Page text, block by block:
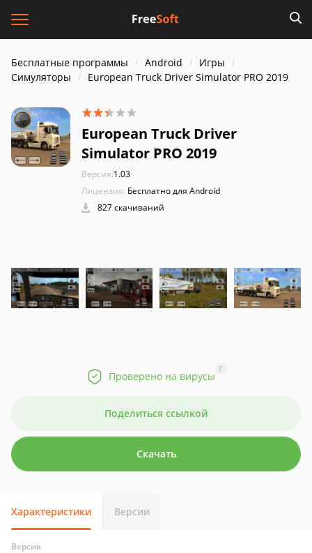
Бесплатные программы Android
Игры
Симуляторы
European Truck Driver Simulator PRO 2019
European Truck Driver
Simulator PRO 2019
Версия:1.03
Лицензия: Бесплатно для Android
827 скачиваний
Проверено на вирусы
?
Поделиться ссылкой
Скачать
Характеристики Версии
Версия